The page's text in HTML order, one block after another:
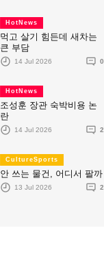
HotNews
먹고 살기 힘든데 새차는
큰 부담
14 Jul 2026 0
HotNews
조성훈 장관 숙박비용 논
란
14 Jul 2026 2
CultureSports
안 쓰는 물건, 어디서 팔까
13 Jul 2026 2